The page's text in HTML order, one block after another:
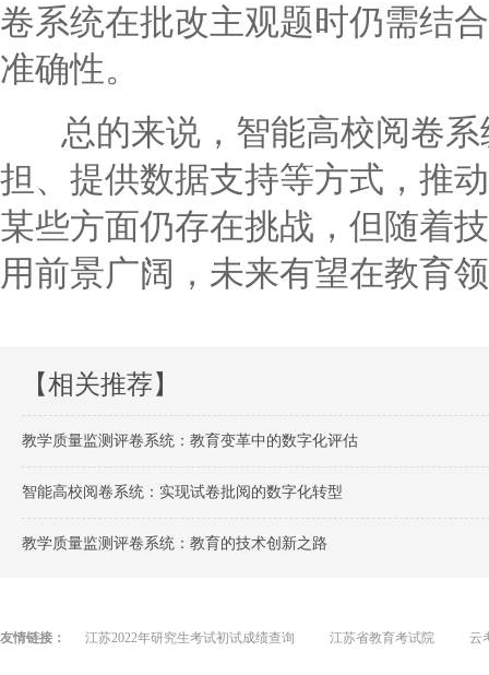
卷系统在批改主观题时仍需结
准确性。
总的来说，智能高校阅卷系
担、提供数据支持等方式，推
某些方面仍存在挑战，但随着
用前景广阔，未来有望在教育
【相关推荐】
教学质量监测评卷系统：教育变革中的数字化评估
智能高校阅卷系统：实现试卷批阅的数字化转型
教学质量监测评卷系统：教育的技术创新之路
友情链接： 江苏2022年研究生考试初试成绩查询 江苏省教育考试院 云